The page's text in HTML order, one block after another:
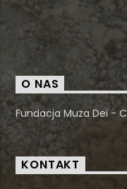
O NAS
Fundacja Muza Dei -
KONTAKT